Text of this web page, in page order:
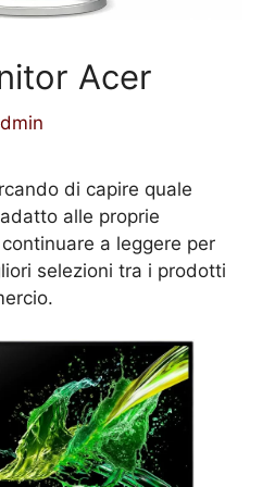
Acer
di capire quale
alle proprie
a leggere per
selezioni tra i prodotti